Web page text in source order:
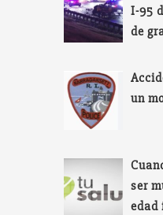
I-95
de
un
ser